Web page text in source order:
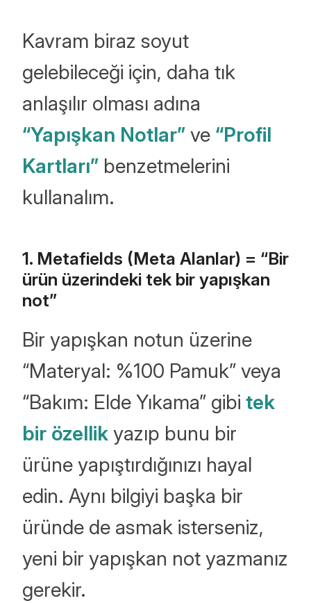
Kavram biraz soyut
gelebileceği için, daha tık
anlaşılır olması adına
“Yapışkan Notlar” ve “Profil
Kartları” benzetmelerini
kullanalım.
1. Metafields (Meta Alanlar) = “Bir
ürün üzerindeki tek bir yapışkan
not”
Bir yapışkan notun üzerine
“Materyal: %100 Pamuk” veya
“Bakım: Elde Yıkama” gibi tek
bir özellik yazıp bunu bir
ürüne yapıştırdığınızı hayal
edin. Aynı bilgiyi başka bir
üründe de asmak isterseniz,
yeni bir yapışkan not yazmanız
gerekir.